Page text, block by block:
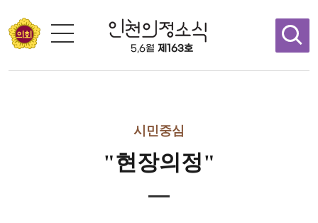
5,6월 제163호
시민중심
"현장의정"